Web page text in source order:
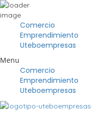
Comercio
Emprendimiento
Uteboempresas
Menu
Comercio
Emprendimiento
Uteboempresas